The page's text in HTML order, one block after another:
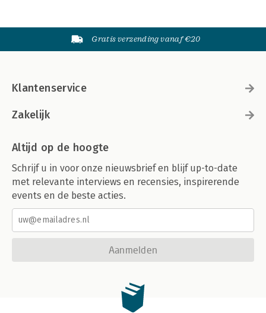
Gratis verzending vanaf €20
Klantenservice
Zakelijk
Altijd op de hoogte
Schrijf u in voor onze nieuwsbrief en blijf up-to-date
met relevante interviews en recensies, inspirerende
events en de beste acties.
Aanmelden